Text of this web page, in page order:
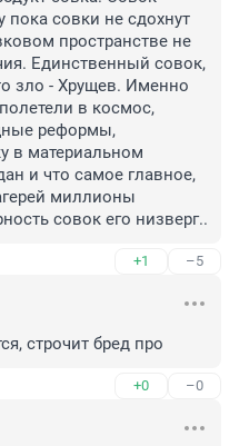
совки не сдохнут
пространстве не
Единственный совок,
зло - Хрущев. Именно
в космос,
реформы,
в материальном
и что самое главное,
миллионы
совок его низверг..
+1 –5
строчит бред про
+0 –0